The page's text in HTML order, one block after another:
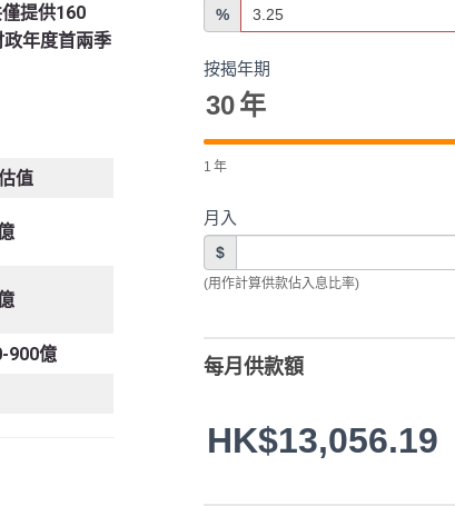
提供160
年度首兩季
值
900億
%
按揭年期
30年
1 年
月入
$
(用作計算供款佔入息比率)
每月供款額
HK$13,056.19